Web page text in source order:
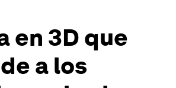
en 3D que
a los